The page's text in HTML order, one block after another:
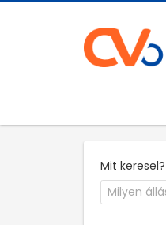
Mit keresel?